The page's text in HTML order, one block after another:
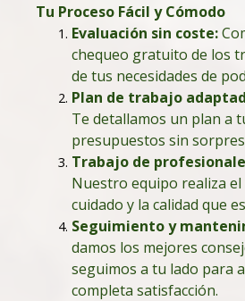
Tu Proceso Fácil y Cómodo
Evaluación sin coste:
chequeo gratuito de los
de tus necesidades de
Plan de trabajo
Te detallamos un plan a
presupuestos sin
Trabajo de
Nuestro equipo realiza el
cuidado y la calidad que
Seguimiento y
damos los mejores
seguimos a tu lado para
completa satisfacción.